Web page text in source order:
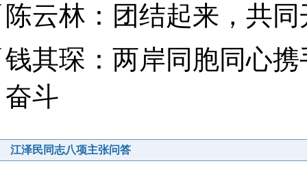
陈云林：团结起来，共
钱其琛：两岸同胞同心
奋斗
江泽民同志八项主张问答